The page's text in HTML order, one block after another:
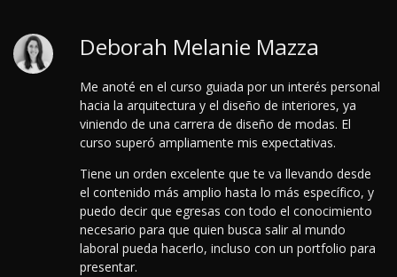
Deborah Melanie Mazza
Me anoté en el curso guiada por un interés personal
hacia la arquitectura y el diseño de interiores, ya
viniendo de una carrera de diseño de modas. El
curso superó ampliamente mis expectativas.
Tiene un orden excelente que te va llevando desde
el contenido más amplio hasta lo más específico, y
puedo decir que egresas con todo el conocimiento
necesario para que quien busca salir al mundo
laboral pueda hacerlo, incluso con un portfolio para
presentar.